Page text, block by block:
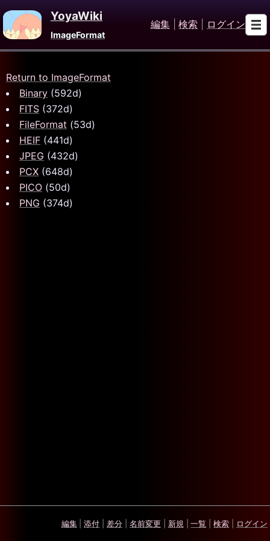
YoyaWiki
ImageFormat
編集 検索 ログイン
Return to ImageFormat
Binary (592d)
FITS (372d)
FileFormat (53d)
HEIF (441d)
JPEG (432d)
PCX (648d)
PICO (50d)
PNG (374d)
編集 添付 差分 名前変更 新規 一覧 検索 ログイン